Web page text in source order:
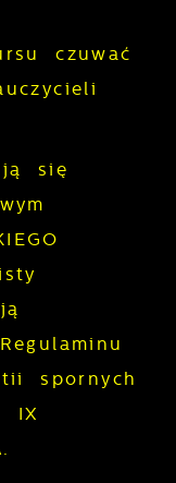
czuwać
się
spornych
IX